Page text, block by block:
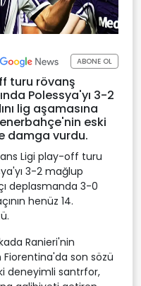
ABONE OL
turu rövanş
Polessya'yı 3-2
lig aşamasına
eski
damga vurdu.
Ligi play-off turu
3-2 mağlup
deplasmanda 3-0
henüz 14.
Ranieri'nin
son sözü
deneyimli santrfor,